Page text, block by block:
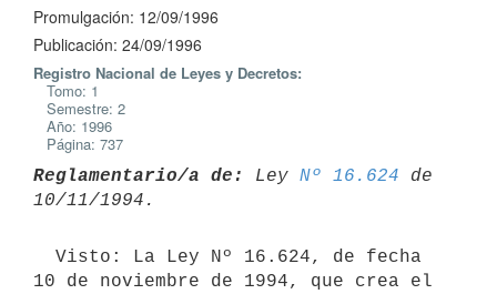
Promulgación: 12/09/1996
Publicación: 24/09/1996
Registro Nacional de Leyes y Decretos:
Tomo: 1
Semestre: 2
Año: 1996
Página: 737
Reglamentario/a de: Ley Nº 16.624 de
10 de noviembre de 1994, que crea el